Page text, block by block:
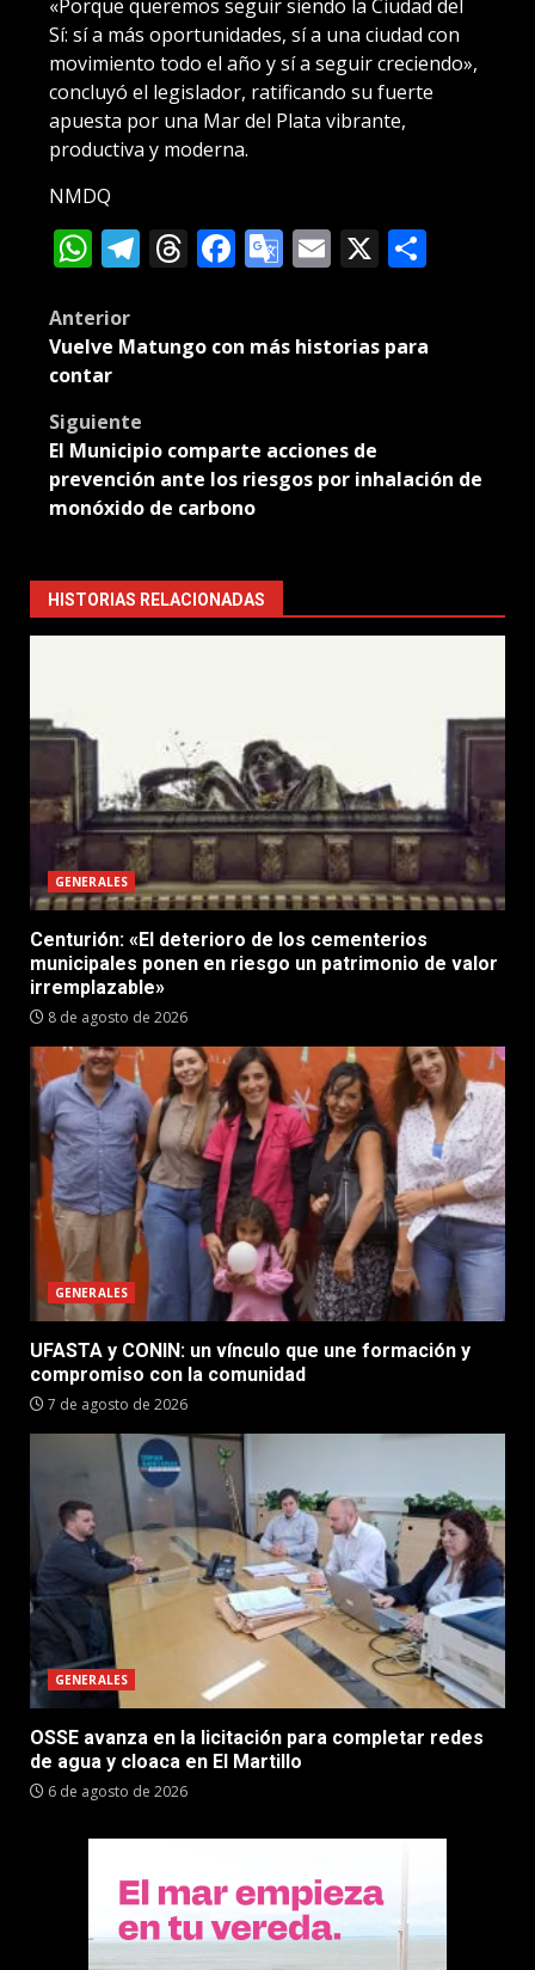
«Porque queremos seguir siendo la Ciudad del
Sí: sí a más oportunidades, sí a una ciudad con
movimiento todo el año y sí a seguir creciendo»,
concluyó el legislador, ratificando su fuerte
apuesta por una Mar del Plata vibrante,
productiva y moderna.
NMDQ
WhatsApp
Telegram
Threads
Facebook
Google
Email
X
Post
navigation
Anterior
Vuelve Matungo con más historias para
contar
Siguiente
El Municipio comparte acciones de
prevención ante los riesgos por inhalación de
monóxido de carbono
HISTORIAS RELACIONADAS
GENERALES
Centurión: «El deterioro de los cementerios
municipales ponen en riesgo un patrimonio de valor
irremplazable»
8 de agosto de 2026
GENERALES
UFASTA y CONIN: un vínculo que une formación y
compromiso con la comunidad
7 de agosto de 2026
GENERALES
OSSE avanza en la licitación para completar redes
de agua y cloaca en El Martillo
6 de agosto de 2026